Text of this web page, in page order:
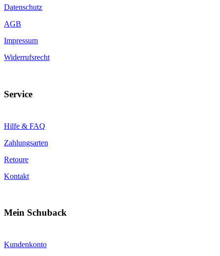
Datenschutz
AGB
Impressum
Widerrufsrecht
Service
Hilfe & FAQ
Zahlungsarten
Retoure
Kontakt
Mein Schuback
Kundenkonto